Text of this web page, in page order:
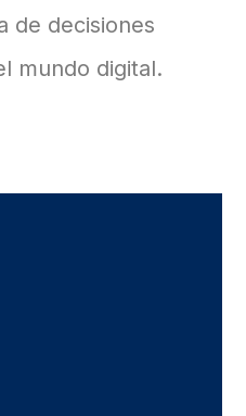
de decisiones
mundo digital.